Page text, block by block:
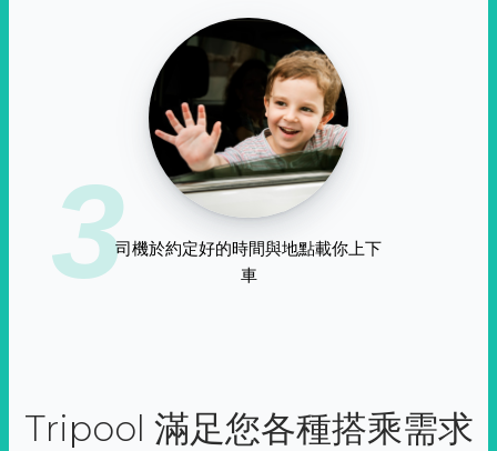
3司機於約定好的時間與地點載你上下
車
Tripool 滿足您各種搭乘需求